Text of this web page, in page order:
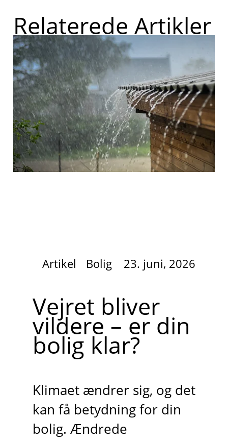
Relaterede Artikler
Artikel Bolig 23. juni, 2026
Vejret bliver
vildere – er din
bolig klar?
Klimaet ændrer sig, og det
kan få betydning for din
bolig. Ændrede